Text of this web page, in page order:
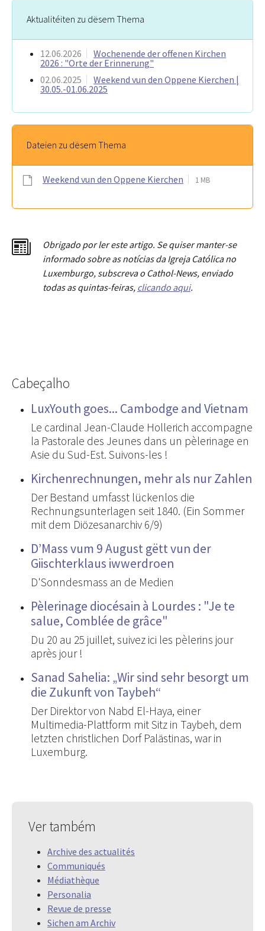
Aktualitéiten zu dësem Thema
12.06.2026
Wochenende der offenen Kirchen
2026 : "Orte der Erinnerung"
02.06.2025
Weekend vun den Oppene Kierchen |
30.05.-01.06.2025
Dateien zu dësem Thema
Weekend vun den Oppene Kierchen 1 MB
Obrigado por ler este artigo. Se quiser manter-se
informado sobre as notícias da Igreja Católica no
Luxemburgo, subscreva o Cathol-News, enviado
todas as quintas-feiras, clicando aqui.
Cabeçalho
LuxYouth goes... Cambodge and Vietnam
Le cardinal Jean-Claude Hollerich accompagne
la Pastorale des Jeunes dans un pèlerinage en
Asie du Sud-Est. Suivons-les !
Kirchenrechnungen, mehr als nur Zahlen
Der Bestand umfasst lückenlos die
Rechnungsunterlagen seit 1840. (Ein Sommer
mit dem Diözesanarchiv 6/9)
D’Mass vum 9 August gëtt vun der
Giischterklaus iwwerdroen
D'Sonndesmass an de Medien
Pèlerinage diocésain à Lourdes : "Je te
salue, Comblée de grâce"
Du 20 au 25 juillet, suivez ici les pèlerins jour
après jour !
Sanad Sahelia: „Wir sind sehr besorgt um
die Zukunft von Taybeh“
Der Direktor von Nabd El-Haya, einer
Multimedia-Plattform mit Sitz in Taybeh, dem
letzten christlichen Dorf Palästinas, war in
Luxemburg.
Ver também
Archive des actualités
Communiqués
Médiathèque
Personalia
Revue de presse
Sichen am Archiv